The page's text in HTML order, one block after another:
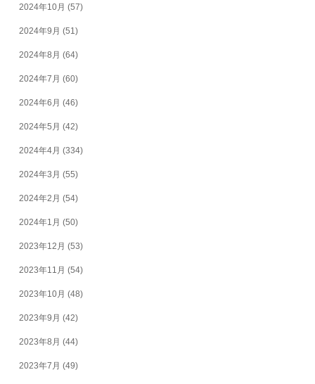
2024年10月 (57)
2024年9月 (51)
2024年8月 (64)
2024年7月 (60)
2024年6月 (46)
2024年5月 (42)
2024年4月 (334)
2024年3月 (55)
2024年2月 (54)
2024年1月 (50)
2023年12月 (53)
2023年11月 (54)
2023年10月 (48)
2023年9月 (42)
2023年8月 (44)
2023年7月 (49)